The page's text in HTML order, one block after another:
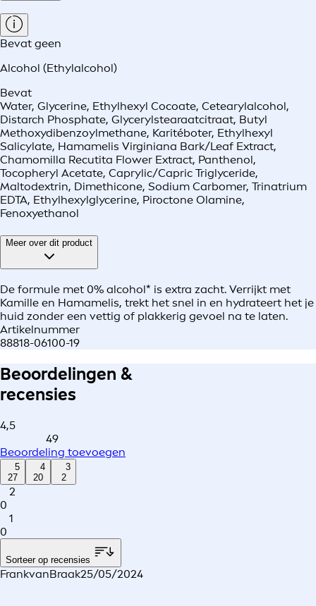
Bevat geen
Alcohol (Ethylalcohol)
Bevat
Water, Glycerine, Ethylhexyl Cocoate, Cetearylalcohol,
Distarch Phosphate, Glycerylstearaatcitraat, Butyl
Methoxydibenzoylmethane, Karitéboter, Ethylhexyl
Salicylate, Hamamelis Virginiana Bark/Leaf Extract,
Chamomilla Recutita Flower Extract, Panthenol,
Tocopheryl Acetate, Caprylic/Capric Triglyceride,
Maltodextrin, Dimethicone, Sodium Carbomer, Trinatrium
EDTA, Ethylhexylglycerine, Piroctone Olamine,
Fenoxyethanol
Meer over dit product
De formule met 0% alcohol* is extra zacht. Verrijkt met
Kamille en Hamamelis, trekt het snel in en hydrateert het je
huid zonder een vettig of plakkerig gevoel na te laten.
Artikelnummer
88818-06100-19
Beoordelingen &
recensies
4,5
49
Beoordeling toevoegen
5
27
4
20
3
2
2
0
1
0
Sorteer op recensies
FrankvanBraak25/05/2024